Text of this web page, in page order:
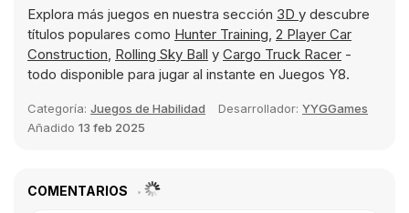
Explora más juegos en nuestra sección 3D y descubre
títulos populares como Hunter Training, 2 Player Car
Construction, Rolling Sky Ball y Cargo Truck Racer -
todo disponible para jugar al instante en Juegos Y8.
Categoría: Juegos de Habilidad Desarrollador: YYGGames
Añadido 13 feb 2025
COMENTARIOS